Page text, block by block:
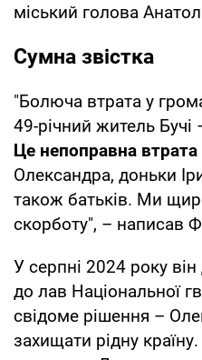
міський голова
Сумна звістка
"Болюча втрата у
49-річний житель Бучі
Це непоправна втрата
Олександра, доньки
також батьків. Ми
скорботу", – написав
У серпні 2024 року
до лав Національної
свідоме рішення –
захищати рідну